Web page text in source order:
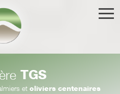
TGS
et oliviers centenaires